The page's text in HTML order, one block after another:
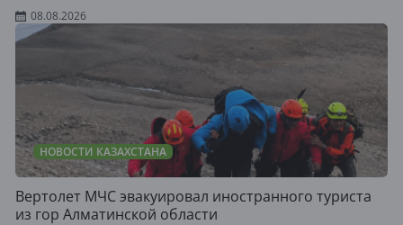
08.08.2026
НОВОСТИ КАЗАХСТАНА
Вертолет МЧС эвакуировал иностранного туриста
из гор Алматинской области